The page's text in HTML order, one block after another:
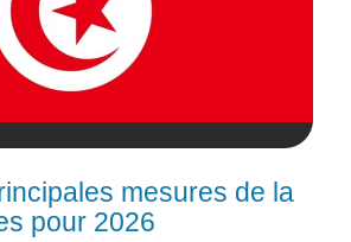
mesures de la
pour 2026